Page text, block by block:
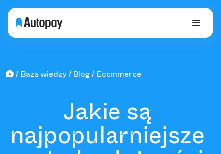
Baza wiedzy Blog Ecommerce
Jakie są
najpopularniejsze